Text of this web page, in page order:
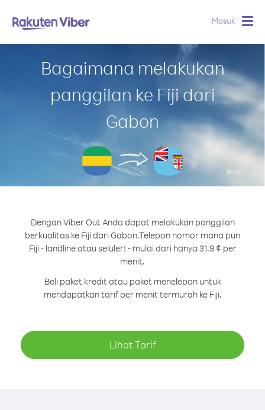
Masuk
Bagaimana melakukan
panggilan ke Fiji dari
Gabon
Dengan Viber Out Anda dapat melakukan panggilan
berkualitas ke Fiji dari Gabon.Telepon nomor mana pun
Fiji - landline atau seluler! - mulai dari hanya 31.9 ¢ per
menit.
Beli paket kredit atau paket menelepon untuk
mendapatkan tarif per menit termurah ke Fiji.
Lihat Tarif